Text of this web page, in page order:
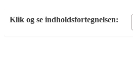
Klik og se indholdsfortegnelsen: